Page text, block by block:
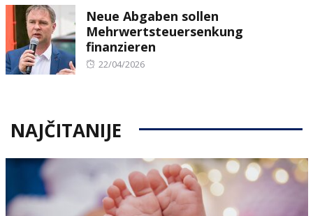
Neue Abgaben sollen
Mehrwertsteuersenkung
finanzieren
Posted
22/04/2026
NAJČITANIJE